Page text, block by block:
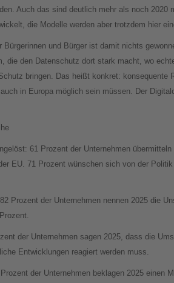
Auch das sind deutlich mehr als noch 2020
die Modelle werden aber trotzdem hier
Bürgerinnen und Bürger ist damit nichts
die den Datenschutz dort stark macht, wo
bringen. Das heißt konkret: konsequente
in Europa möglich sein müssen. Der
61 Prozent der Unternehmen
EU. 71 Prozent wünschen sich von der
Prozent der Unternehmen nennen 2025 die
der Unternehmen sagen 2025, dass die
Entwicklungen reagiert werden muss.
der Unternehmen beklagen 2025